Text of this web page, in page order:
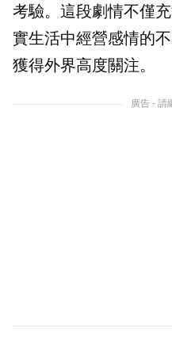
考驗。這段劇情不僅
實生活中經營感情的
獲得外界高度關注。
廣告 - 請